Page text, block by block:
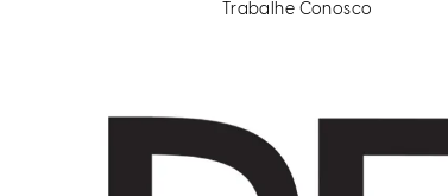
Trabalhe Conosco